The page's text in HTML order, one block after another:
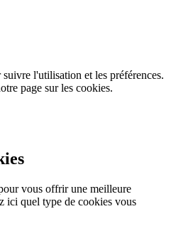
l'utilisation et les préférences.
page sur les cookies.
vous offrir une meilleure
ici quel type de cookies vous